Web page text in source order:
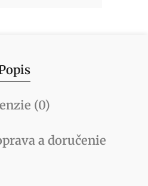
(0)
a doručenie